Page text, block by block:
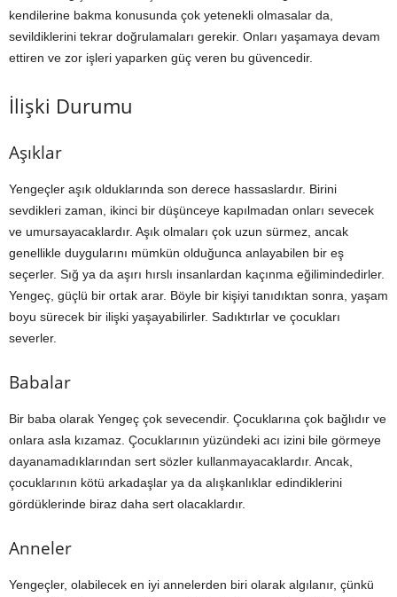
kendilerine bakma konusunda çok yetenekli olmasalar da,
sevildiklerini tekrar doğrulamaları gerekir. Onları yaşamaya devam
ettiren ve zor işleri yaparken güç veren bu güvencedir.
İlişki Durumu
Aşıklar
Yengeçler aşık olduklarında son derece hassaslardır. Birini
sevdikleri zaman, ikinci bir düşünceye kapılmadan onları sevecek
ve umursayacaklardır. Aşık olmaları çok uzun sürmez, ancak
genellikle duygularını mümkün olduğunca anlayabilen bir eş
seçerler. Sığ ya da aşırı hırslı insanlardan kaçınma eğilimindedirler.
Yengeç, güçlü bir ortak arar. Böyle bir kişiyi tanıdıktan sonra, yaşam
boyu sürecek bir ilişki yaşayabilirler. Sadıktırlar ve çocukları
severler.
Babalar
Bir baba olarak Yengeç çok sevecendir. Çocuklarına çok bağlıdır ve
onlara asla kızamaz. Çocuklarının yüzündeki acı izini bile görmeye
dayanamadıklarından sert sözler kullanmayacaklardır. Ancak,
çocuklarının kötü arkadaşlar ya da alışkanlıklar edindiklerini
gördüklerinde biraz daha sert olacaklardır.
Anneler
Yengeçler, olabilecek en iyi annelerden biri olarak algılanır, çünkü